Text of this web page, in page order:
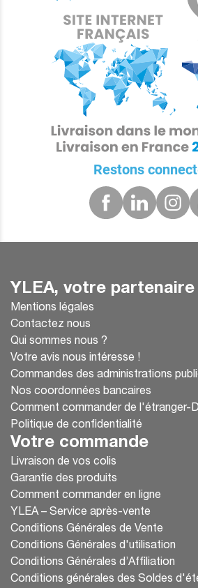
Restons
YLEA, votre
Mentions légales
Contactez nous
Qui sommes nous ?
Votre avis nous intéresse !
Commandes des administrations
Nos coordonnées bancaires
Comment commander de l'étranger-
Politique de confidentialité
Votre commande
Livraison de vos colis
Garantie des produits
Comment commander en ligne
YLEA – Service après-vente
Conditions Générales de Vente
Conditions Générales d'utilisation
Conditions Générales d’Affiliation
Conditions générales des Soldes